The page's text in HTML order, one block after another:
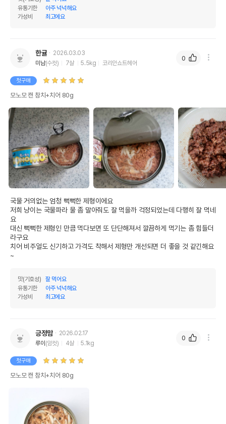
상품 필수 정보
품명 및 모델명 모노모 캔 참치+치어 80g 모아보기
법에 의한 인증,허가 등을
받았음을 확인할수 있는
경우 그에 대한 사항
상세페이지 참조
제조국 또는 원산지 태국
제조자,수입품의 경우
수입자를 함께 표기
(주) 그린펫
AS책임자와 전화번호
또는 소비자상담 관련
전화번호
유통기한
유통기한
아주 넉넉해요
가성비
최고에요
한귤
2026.03.03
미남(수컷) 7살 5.5kg 코리안쇼트헤어
첫구매
모노모 캔 참치+치어 80g
국물 거의없는 엄청 뻑뻑한 제형이에요
저희 냥이는 국물파라 물 좀 말아줘도 잘 먹을까 걱정되었는데 다행히 잘 먹네
요
대신 뻑뻑한 제형인 만큼 먹다보면 또 단단해져서 깔끔하게 먹기는 좀 힘들더
라구요
치어 비주얼도 신기하고 가격도 착해서 제형만 개선되면 더 좋을 것 같긴해요
~
맛(기호성)
잘 먹어요
유통기한
아주 넉넉해요
가성비
최고에요
0
긍정맘
2026.02.17
루이 (암컷) 4살 5.1kg
첫구매
모노모 캔 참치+치어 80g
0